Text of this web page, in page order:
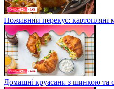
Поживний перекус: картопляні
Домашні круасани з шинкою та